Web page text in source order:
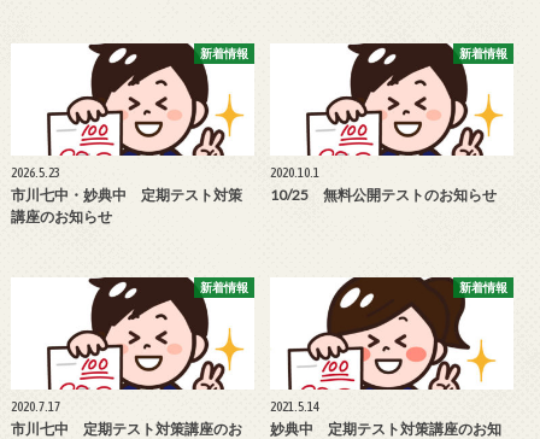
新着情報
2026.5.23
市川七中・妙典中 定期テスト対策
講座のお知らせ
新着情報
2020.10.1
10/25 無料公開テストのお知らせ
新着情報
2020.7.17
市川七中 定期テスト対策講座のお
新着情報
2021.5.14
妙典中 定期テスト対策講座のお知